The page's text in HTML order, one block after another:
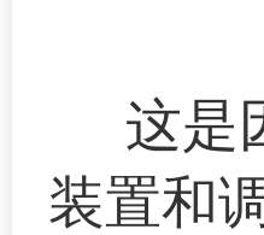
这是
装置和